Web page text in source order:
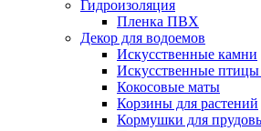
Гидроизоляция
Пленка ПВХ
Декор для водоемов
Искусственные камни
Искусственные птицы
Кокосовые маты
Корзины для растений
Кормушки для